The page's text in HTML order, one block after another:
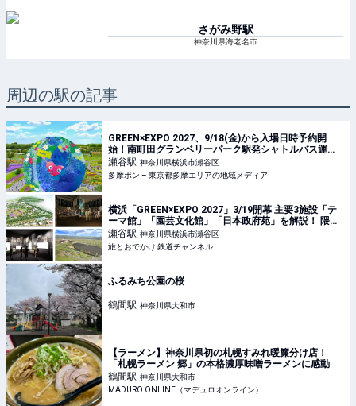
さがみ野駅
神奈川県海老名市
周辺の駅の記事
GREEN×EXPO 2027、9/18(金)から入場日時予約開
始！南町田グランベリーパーク駅発シャトルバス運賃
も発表 – 多摩ポン
瀬谷駅 神奈川県横浜市瀬谷区
多摩ポン – 東京都多摩エリアの地域メディア
横浜「GREEN×EXPO 2027」3/19開幕 主要3施設「テ
ーマ館」「園芸文化館」「日本政府苑」を解説！ 隈研
吾×杉山央が描く未来とは | 旅とおでかけ 鉄道チャンネ
ル
瀬谷駅 神奈川県横浜市瀬谷区
旅とおでかけ 鉄道チャンネル
ふるみち公園の桜
鶴間駅 神奈川県大和市
【ラーメン】神奈川県初の札幌すみれ暖簾分け店！
「札幌ラーメン 郷」の本格濃厚味噌ラーメンに感動
鶴間駅 神奈川県大和市
MADURO ONLINE（マデュロオンライン）